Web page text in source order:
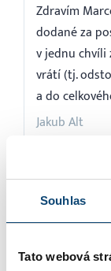
Souhlas
Tato webová
Zdravím
dodané za
v jednu chvíli
vrátí (tj.
a do
Jakub Alt
Dobrý den,
fakturu na 80
březnu, do